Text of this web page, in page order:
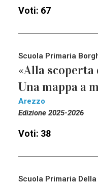
Voti: 67
Scuola Primaria
«Alla scoperta
Una mappa a
Arezzo
Edizione 2025-2026
Voti: 38
Scuola Primaria